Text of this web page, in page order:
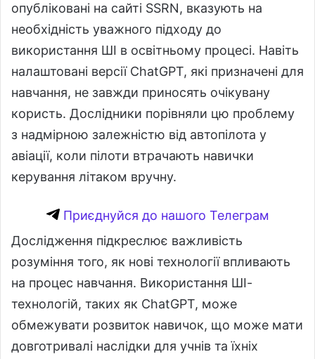
опубліковані на сайті SSRN, вказують на
необхідність уважного підходу до
використання ШІ в освітньому процесі. Навіть
налаштовані версії ChatGPT, які призначені для
навчання, не завжди приносять очікувану
користь. Дослідники порівняли цю проблему
з надмірною залежністю від автопілота у
авіації, коли пілоти втрачають навички
керування літаком вручну.
Приєднуйся до нашого Телеграм
Дослідження підкреслює важливість
розуміння того, як нові технології впливають
на процес навчання. Використання ШІ-
технологій, таких як ChatGPT, може
обмежувати розвиток навичок, що може мати
довготривалі наслідки для учнів та їхніх